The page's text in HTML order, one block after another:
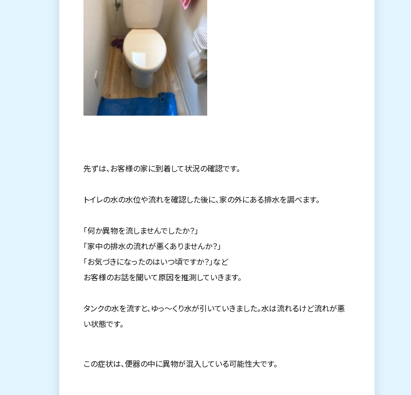
先ずは、お客様の家に到着して状況の確認です。
トイレの水の水位や流れを確認した後に、家の外にある排水を調べます。
「何か異物を流しませんでしたか？」
「家中の排水の流れが悪くありませんか？」
「お気づきになったのはいつ頃ですか？」など
お客様のお話を聞いて原因を推測していきます。
タンクの水を流すと、ゆっ～くり水が引いていきました。水は流れるけど流れが悪
い状態です。
この症状は、便器の中に異物が混入している可能性大です。